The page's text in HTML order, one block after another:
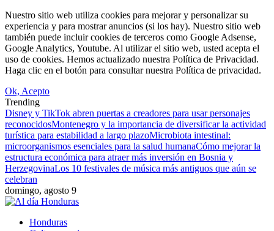
Nuestro sitio web utiliza cookies para mejorar y personalizar su
experiencia y para mostrar anuncios (si los hay). Nuestro sitio web
también puede incluir cookies de terceros como Google Adsense,
Google Analytics, Youtube. Al utilizar el sitio web, usted acepta el
uso de cookies. Hemos actualizado nuestra Política de Privacidad.
Haga clic en el botón para consultar nuestra Política de privacidad.
Ok, Acepto
Trending
Disney y TikTok abren puertas a creadores para usar personajes
reconocidosMontenegro y la importancia de diversificar la actividad
turística para estabilidad a largo plazoMicrobiota intestinal:
microorganismos esenciales para la salud humanaCómo mejorar la
estructura económica para atraer más inversión en Bosnia y
HerzegovinaLos 10 festivales de música más antiguos que aún se
celebran
domingo, agosto 9
Honduras